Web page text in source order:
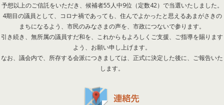
予想以上のご信託をいただき、候補者55人中9位（定数42）で当選いたしました。
4期目の議員として、コロナ禍であっても、住んでよかったと思えるあまがさきの
まちになるよう、市民のみなさまの声を、市政につないで参ります。
引き続き、無所属の議員すだ和を、これからもよろしくご支援、ご指導を賜ります
よう、お願い申し上げます。
なお、議会内で、所存する会派につきましては、正式に決定した後に、ご報告いた
します。